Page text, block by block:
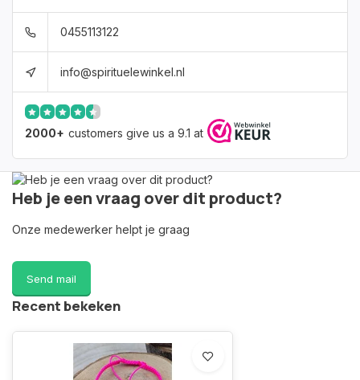
0455113122
info@spirituelewinkel.nl
2000+ customers give us a 9.1 at
Heb je een vraag over dit product?
Onze medewerker helpt je graag
Send mail
Recent bekeken